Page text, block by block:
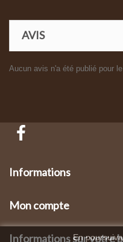
AVIS
Aucun avis n'a été publié pour
Informations
Mon compte
Informations sur votre
En